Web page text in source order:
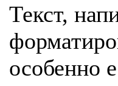
Текст,
особенно